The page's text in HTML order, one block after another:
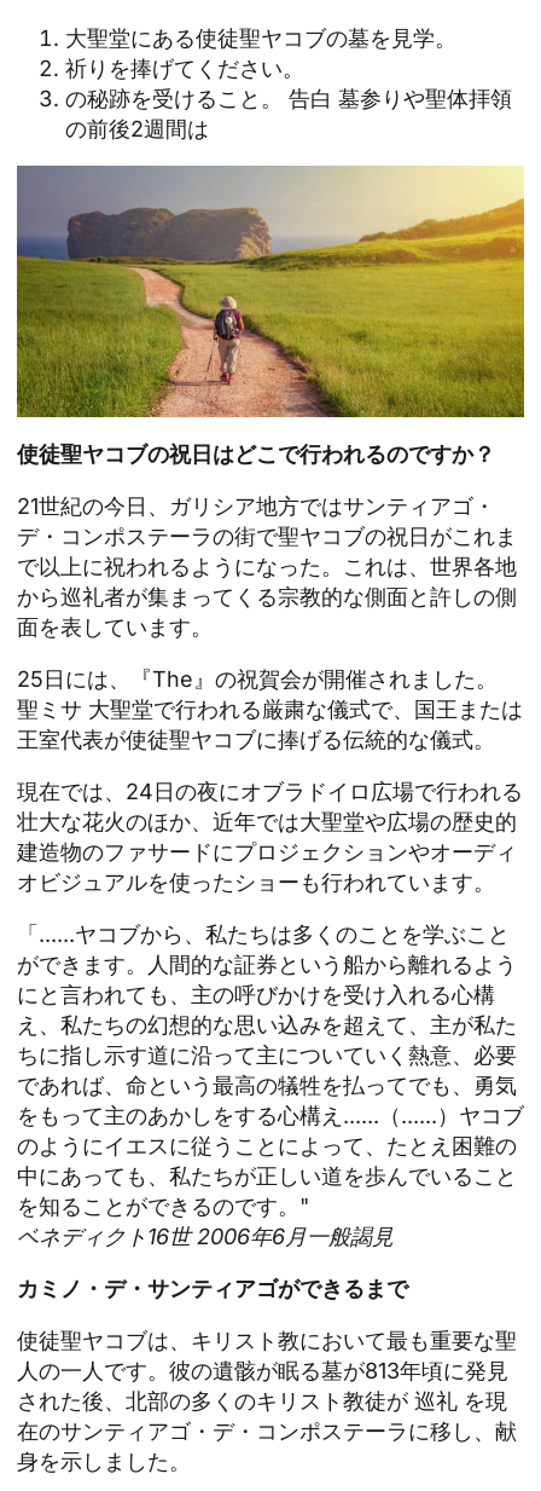
大聖堂にある使徒聖ヤコブの墓を見学。
祈りを捧げてください。
の秘跡を受けること。 告白 墓参りや聖体拝領
の前後2週間は
使徒聖ヤコブの祝日はどこで行われるのですか？
21世紀の今日、ガリシア地方ではサンティアゴ・
デ・コンポステーラの街で聖ヤコブの祝日がこれま
で以上に祝われるようになった。これは、世界各地
から巡礼者が集まってくる宗教的な側面と許しの側
面を表しています。
25日には、『The』の祝賀会が開催されました。
聖ミサ 大聖堂で行われる厳粛な儀式で、国王または
王室代表が使徒聖ヤコブに捧げる伝統的な儀式。
現在では、24日の夜にオブラドイロ広場で行われる
壮大な花火のほか、近年では大聖堂や広場の歴史的
建造物のファサードにプロジェクションやオーディ
オビジュアルを使ったショーも行われています。
「......ヤコブから、私たちは多くのことを学ぶこと
ができます。人間的な証券という船から離れるよう
にと言われても、主の呼びかけを受け入れる心構
え、私たちの幻想的な思い込みを超えて、主が私た
ちに指し示す道に沿って主についていく熱意、必要
であれば、命という最高の犠牲を払ってでも、勇気
をもって主のあかしをする心構え......（......）ヤコブ
のようにイエスに従うことによって、たとえ困難の
中にあっても、私たちが正しい道を歩んでいること
を知ることができるのです。"
ベネディクト16世 2006年6月一般謁見
カミノ・デ・サンティアゴができるまで
使徒聖ヤコブは、キリスト教において最も重要な聖
人の一人です。彼の遺骸が眠る墓が813年頃に発見
された後、北部の多くのキリスト教徒が 巡礼 を現
在のサンティアゴ・デ・コンポステーラに移し、献
身を示しました。